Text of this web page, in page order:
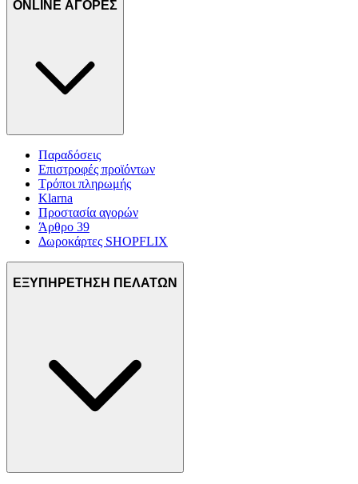
ONLINE ΑΓΟΡΕΣ
Παραδόσεις
Επιστροφές προϊόντων
Τρόποι πληρωμής
Klarna
Προστασία αγορών
Άρθρο 39
Δωροκάρτες SHOPFLIX
ΕΞΥΠΗΡΕΤΗΣΗ ΠΕΛΑΤΩΝ